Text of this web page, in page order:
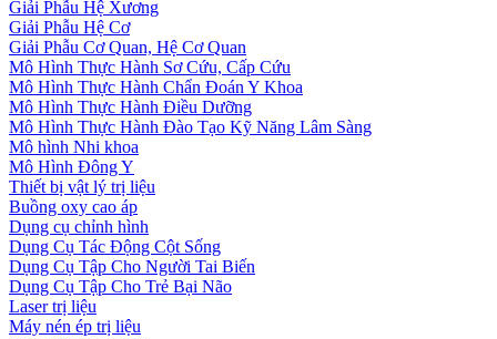
Giải Phẫu Hệ Xương
Giải Phẫu Hệ Cơ
Giải Phẫu Cơ Quan, Hệ Cơ Quan
Mô Hình Thực Hành Sơ Cứu, Cấp Cứu
Mô Hình Thực Hành Chẩn Đoán Y Khoa
Mô Hình Thực Hành Điều Dưỡng
Mô Hình Thực Hành Đào Tạo Kỹ Năng Lâm Sàng
Mô hình Nhi khoa
Mô Hình Đông Y
Thiết bị vật lý trị liệu
Buồng oxy cao áp
Dụng cụ chỉnh hình
Dụng Cụ Tác Động Cột Sống
Dụng Cụ Tập Cho Người Tai Biến
Dụng Cụ Tập Cho Trẻ Bại Não
Laser trị liệu
Máy nén ép trị liệu